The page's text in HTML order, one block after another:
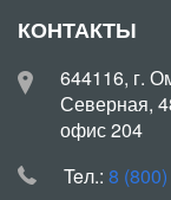
КОНТАКТЫ
644116, г.
Северная,
офис 204
Teл.: 8